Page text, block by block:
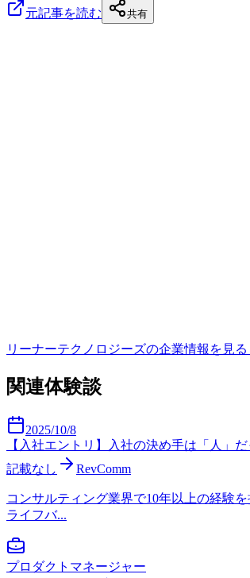
元記事を読む
共有
リーナーテクノロジーズの企業情報を見
関連体験談
2025/10/8
【入社エントリ】入社の決め手は「人」
記載なし
RevComm
コンサルティング業界で10年以上の経験
ライフバ...
プロダクトマネージャー